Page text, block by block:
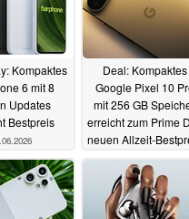
Kompaktes
6 mit 8
Updates
Bestpreis
Deal: Kompaktes
Google Pixel 10
mit 256 GB
erreicht zum Prime
neuen Allzeit-
23.06.2026